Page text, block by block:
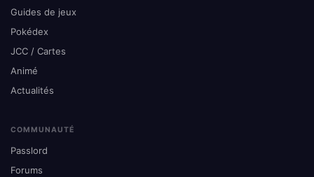
Guides de jeux
Pokédex
JCC / Cartes
Animé
Actualités
COMMUNAUTÉ
Passlord
Forums